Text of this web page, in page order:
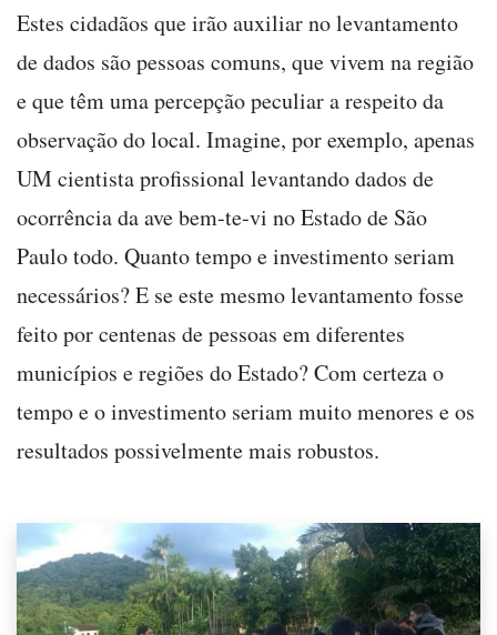
Estes cidadãos que irão auxiliar no levantamento
de dados são pessoas comuns, que vivem na região
e que têm uma percepção peculiar a respeito da
observação do local. Imagine, por exemplo, apenas
UM cientista profissional levantando dados de
ocorrência da ave bem-te-vi no Estado de São
Paulo todo. Quanto tempo e investimento seriam
necessários? E se este mesmo levantamento fosse
feito por centenas de pessoas em diferentes
municípios e regiões do Estado? Com certeza o
tempo e o investimento seriam muito menores e os
resultados possivelmente mais robustos.